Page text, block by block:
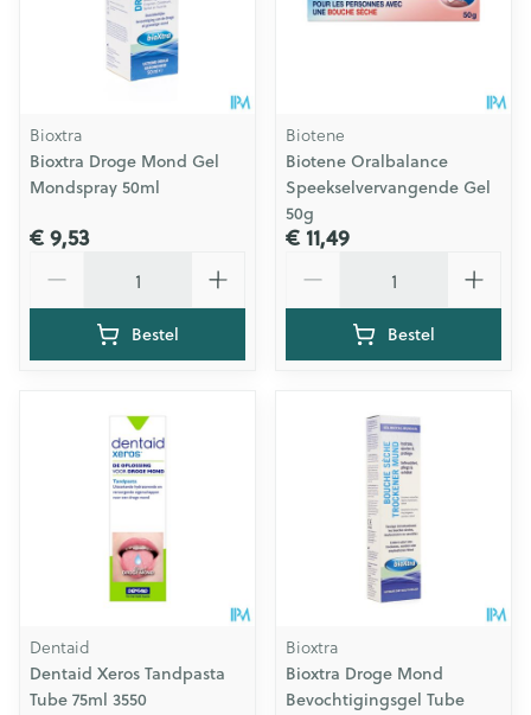
Bioxtra
Bioxtra Droge Mond Gel
Mondspray 50ml
€ 9,53
Bestel
Biotene
Biotene Oralbalance
Speekselvervangende Gel
50g
€ 11,49
Bestel
Dentaid
Dentaid Xeros Tandpasta
Tube 75ml 3550
Bioxtra
Bioxtra Droge Mond
Bevochtigingsgel Tube